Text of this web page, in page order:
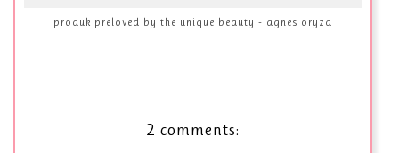
produk preloved by the unique beauty - agnes oryza
2 comments: